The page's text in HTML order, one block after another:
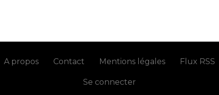
A propos Contact Mentions légales Flux RSS
Se connecter